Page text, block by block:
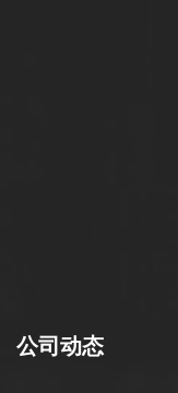
公司动态